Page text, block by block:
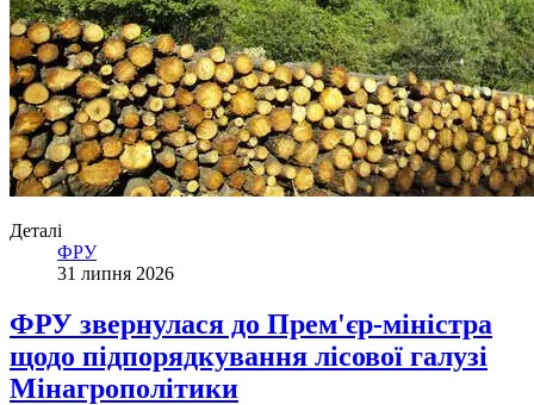
Деталі
ФРУ
31 липня 2026
ФРУ звернулася до Прем'єр-міністра
щодо підпорядкування лісової галузі
Мінагрополітики